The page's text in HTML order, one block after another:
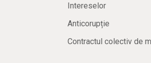
Intereselor
Anticorupție
Contractul colectiv de